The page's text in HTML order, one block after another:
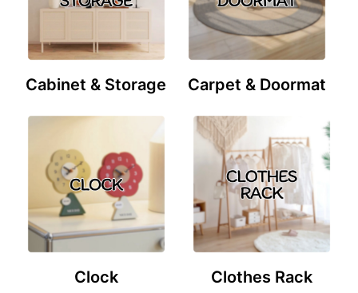
Cabinet & Storage Carpet & Doormat
Clock Clothes Rack